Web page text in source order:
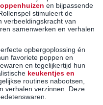
en bijpassende
stimuleert de
verbeeldingskracht van
samenwerken en verhalen
opbergoplossing én
favoriete poppen en
en tegelijkertijd hun
keukentjes en
routines nabootsen,
verhalen verzinnen. Deze